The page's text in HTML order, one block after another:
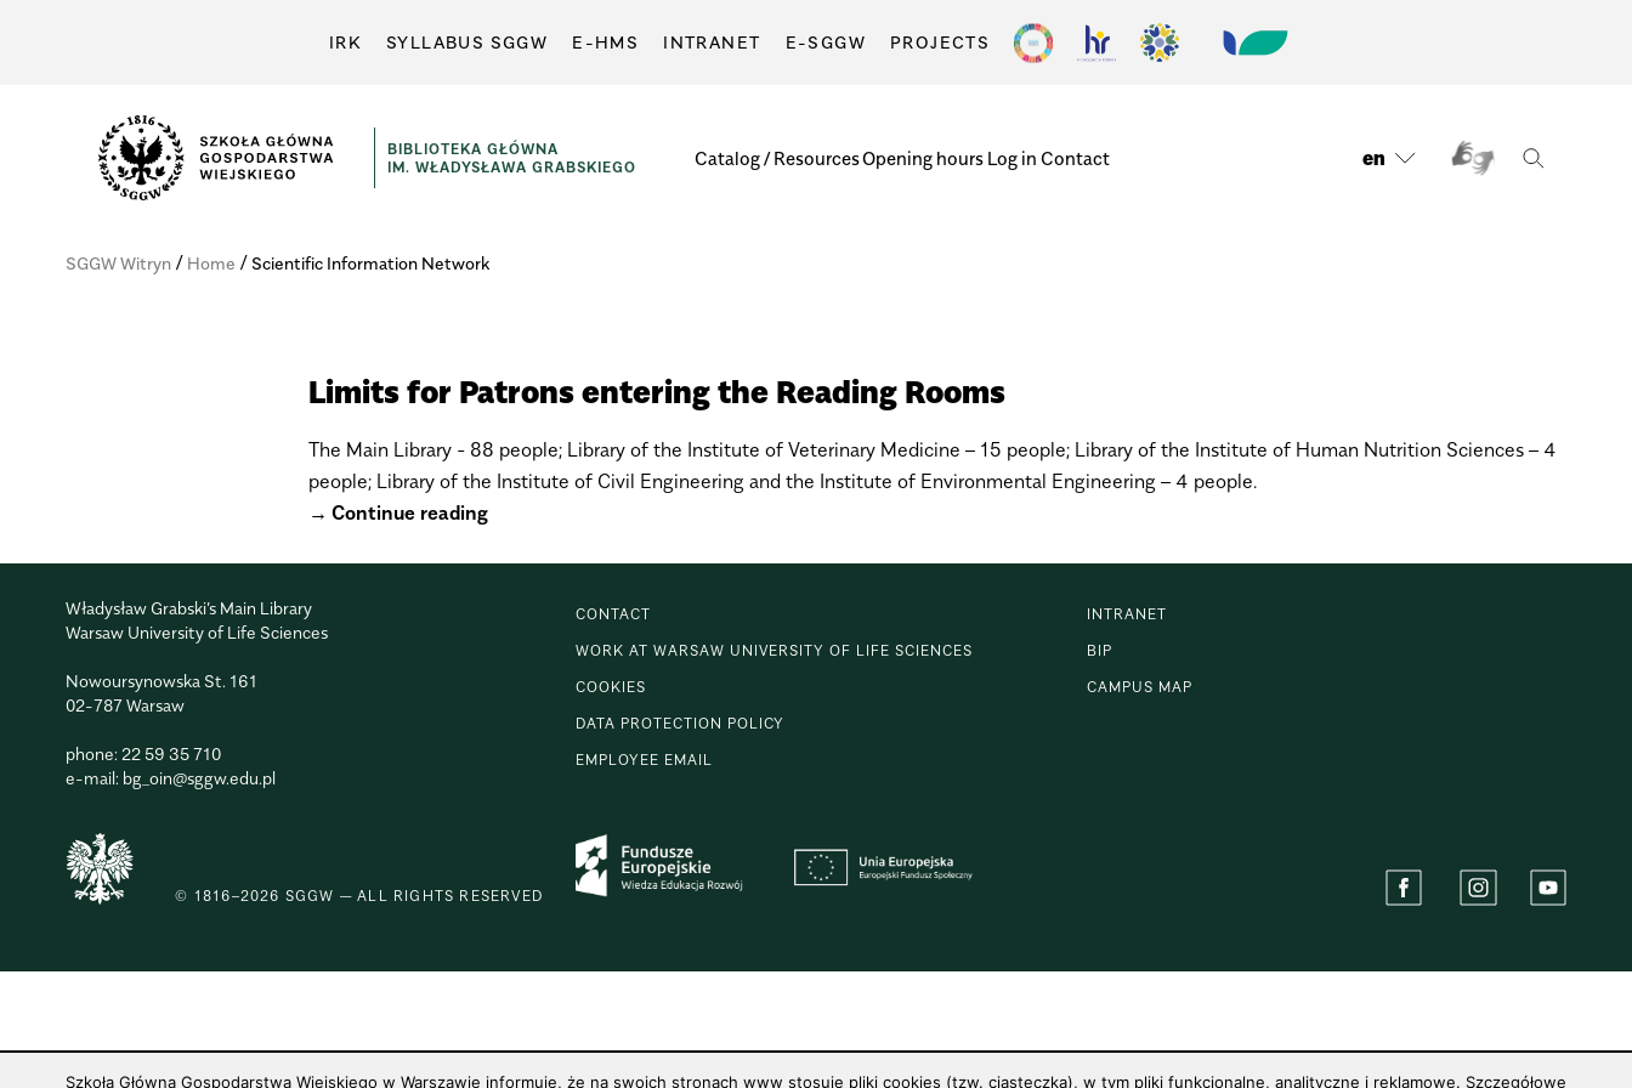
IRK SYLLABUS SGGW E-HMS INTRANET E-SGGW PROJECTS
Gospodarstwa
BIBLIOTEKA GŁÓWNA
IM. WŁADYSŁAWA GRABSKIEGO
Catalog / ResourcesOpening hours Log in Contact en
SGGW Witryn/ Home / Scientific Information Network
Limits for Patrons entering the Reading Rooms
The Main Library - 88 people; Library of the Institute of Veterinary Medicine – 15 people; Library of the Institute of Human Nutrition Sciences – 4
people; Library of the Institute of Civil Engineering and the Institute of Environmental Engineering – 4 people.
Continue reading
Władysław Grabski’s Main Library
Warsaw University of Life Sciences
Nowoursynowska St. 161
02-787 Warsaw
phone: 22 59 35 710
e-mail: bg_oin@sggw.edu.pl
CONTACT
WORK AT WARSAW UNIVERSITY OF LIFE SCIENCES
COOKIES
DATA PROTECTION POLICY
EMPLOYEE EMAIL
INTRANET
BIP
CAMPUS MAP
© 1816–2026 SGGW — ALL RIGHTS RESERVED
Szkoła Główna Gospodarstwa Wiejskiego w Warszawie informuje, że na swoich stronach www stosuje pliki cookies (tzw. ciasteczka), w tym pliki funkcjonalne, analityczne i reklamowe. Szczegółowe